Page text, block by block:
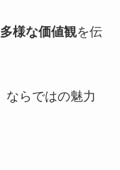
多様な価値観を伝
ならではの魅力